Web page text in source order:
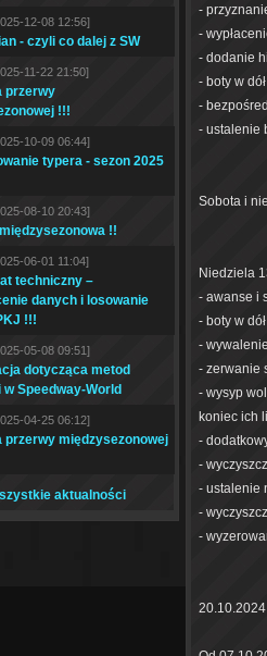
12-08 12:56]
- czyli co dalej z SW
11-22 21:50]
przerwy
!!!
10-09 06:44]
typera - sezon 2025
08-10 20:43]
!!
06-01 11:04]
techniczny –
danych i losowanie
!!!
05-08 09:51]
dotycząca metod
w Speedway-World
04-25 06:12]
przerwy międzysezonowej
aktualności
-
-
- dodanie
- boty w
-
- ustalenie
Sobota i
Niedziela
- awanse i
- boty w
-
- zerwanie
- wysyp
koniec ich
-
-
- ustalenie
-
-